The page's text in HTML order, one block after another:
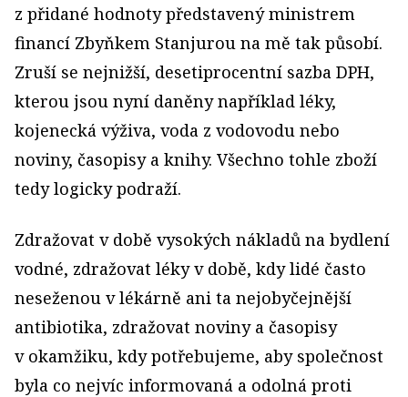
z přidané hodnoty představený ministrem
financí Zbyňkem Stanjurou na mě tak působí.
Zruší se nejnižší, desetiprocentní sazba DPH,
kterou jsou nyní daněny například léky,
kojenecká výživa, voda z vodovodu nebo
noviny, časopisy a knihy. Všechno tohle zboží
tedy logicky podraží.
Zdražovat v době vysokých nákladů na bydlení
vodné, zdražovat léky v době, kdy lidé často
neseženou v lékárně ani ta nejobyčejnější
antibiotika, zdražovat noviny a časopisy
v okamžiku, kdy potřebujeme, aby společnost
byla co nejvíc informovaná a odolná proti